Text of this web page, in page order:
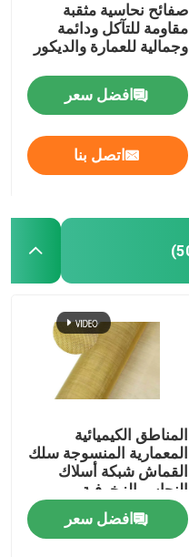
صفائح نحاسية مثقبة
مقاومة للتآكل ودائمة
وجمالية للعمارة والديكور
افضل سعر
اتصل بنا
المناطق الكيميائية
المعمارية المنسوجة سلك
القماش شبكة أسلاك
النحاس الزخرفية
افضل سعر